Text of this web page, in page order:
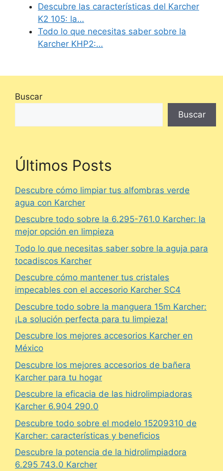
Descubre las características del Karcher
K2 105: la…
Todo lo que necesitas saber sobre la
Karcher KHP2:…
Buscar
Buscar
Últimos Posts
Descubre cómo limpiar tus alfombras verde
agua con Karcher
Descubre todo sobre la 6.295-761.0 Karcher: la
mejor opción en limpieza
Todo lo que necesitas saber sobre la aguja para
tocadiscos Karcher
Descubre cómo mantener tus cristales
impecables con el accesorio Karcher SC4
Descubre todo sobre la manguera 15m Karcher:
¡La solución perfecta para tu limpieza!
Descubre los mejores accesorios Karcher en
México
Descubre los mejores accesorios de bañera
Karcher para tu hogar
Descubre la eficacia de las hidrolimpiadoras
Karcher 6.904 290.0
Descubre todo sobre el modelo 15209310 de
Karcher: características y beneficios
Descubre la potencia de la hidrolimpiadora
6.295 743.0 Karcher